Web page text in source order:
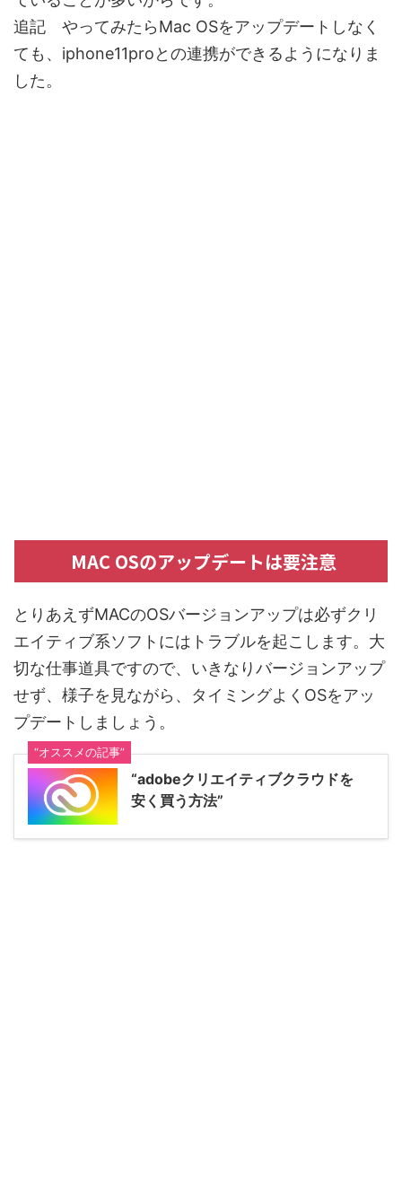
追記 やってみたらMac OSをアップデートしなく
ても、iphone11proとの連携ができるようになりま
した。
MAC OSのアップデートは要注意
とりあえずMACのOSバージョンアップは必ずクリ
エイティブ系ソフトにはトラブルを起こします。大
切な仕事道具ですので、いきなりバージョンアップ
せず、様子を見ながら、タイミングよくOSをアッ
プデートしましょう。
“オススメの記事”
“adobeクリエイティブクラウドを
安く買う方法”